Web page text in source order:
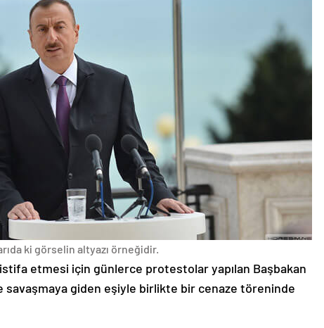
ki görselin altyazı örneğidir.
etmesi için günlerce protestolar yapılan Başbakan
savaşmaya giden eşiyle birlikte bir cenaze töreninde